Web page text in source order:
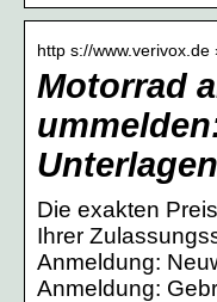
http s://www.verivox.de
Motorrad
Unterlagen
Die exakten
Ihrer
Anmeldung:
Anmeldung: